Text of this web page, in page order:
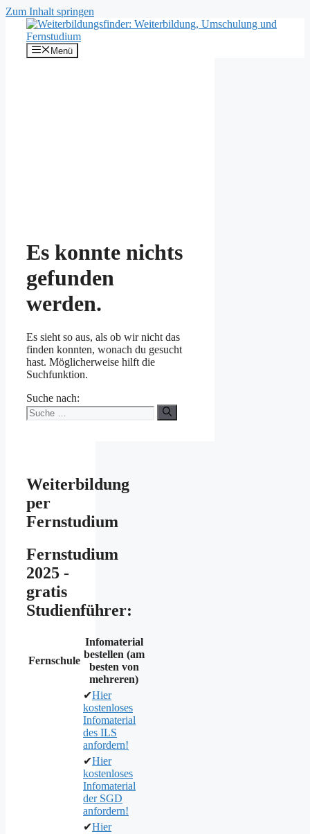
Zum Inhalt springen
Menü
Es konnte nichts
gefunden
werden.
Es sieht so aus, als ob wir nicht das
finden konnten, wonach du gesucht
hast. Möglicherweise hilft die
Suchfunktion.
Suche nach:
Weiterbildung
per
Fernstudium
Fernstudium
2025 -
gratis
Studienführer:
Fernschule
Infomaterial
bestellen (am
besten von
mehreren)
✔Hier
kostenloses
Infomaterial
des ILS
anfordern!
✔Hier
kostenloses
Infomaterial
der SGD
anfordern!
✔Hier